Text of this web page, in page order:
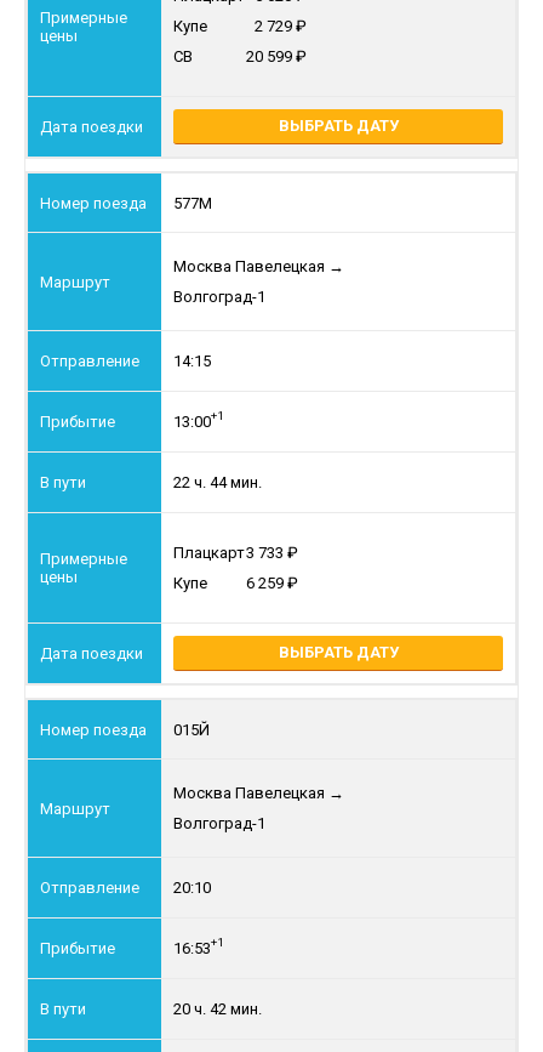
Купе
2 729
СВ
20 599
ВЫБРАТЬ ДАТУ
577М
Москва Павелецкая →
Волгоград-1
14:15
13:00+1
22 ч. 44 мин.
Плацкарт3 733
Купе
6 259
ВЫБРАТЬ ДАТУ
015Й
Москва Павелецкая →
Волгоград-1
20:10
16:53+1
20 ч. 42 мин.